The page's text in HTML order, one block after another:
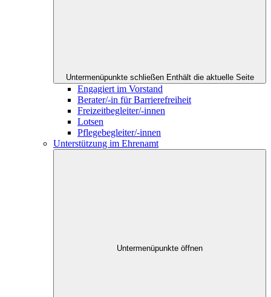
Untermenüpunkte schließen Enthält die aktuelle Seite
Engagiert im Vorstand
Berater/-in für Barrierefreiheit
Freizeitbegleiter/-innen
Lotsen
Pflegebegleiter/-innen
Unterstützung im Ehrenamt
Untermenüpunkte öffnen